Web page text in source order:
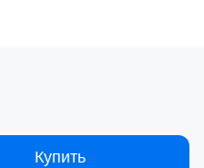
Купить